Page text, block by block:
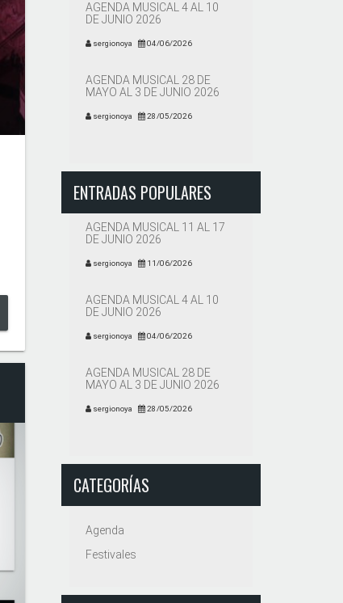
AGENDA MUSICAL 4 AL 10
DE JUNIO 2026
sergionoya 04/06/2026
AGENDA MUSICAL 28 DE
MAYO AL 3 DE JUNIO 2026
sergionoya 28/05/2026
ENTRADAS POPULARES
AGENDA MUSICAL 11 AL 17
DE JUNIO 2026
sergionoya 11/06/2026
AGENDA MUSICAL 4 AL 10
DE JUNIO 2026
sergionoya 04/06/2026
AGENDA MUSICAL 28 DE
MAYO AL 3 DE JUNIO 2026
sergionoya 28/05/2026
CATEGORÍAS
Agenda
Festivales